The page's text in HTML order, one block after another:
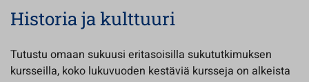
Historia ja kulttuuri
Tutustu omaan sukuusi eritasoisilla sukututkimuksen
kursseilla, koko lukuvuoden kestäviä kursseja on alkeista